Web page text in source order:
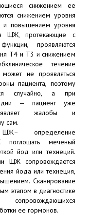
снижением ее
снижением уровня
повышением уровня
ЩЖ, протекающие с
проявляются
Т4 и Т3 и снижением
течение
не проявляться
пациента, поэтому
случайно, а при
— пациент уже
жалобы и
сам.
ЩЖ– определение
поглощать меченый
йод или технеций.
ЩЖ сопровождается
йода или технеция,
Сканирование
этапом в диагностике
ее гормонов.